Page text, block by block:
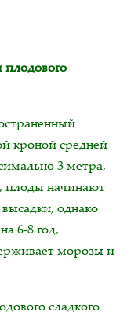
кроной средней
3 метра,
плоды начинают
однако
6-8 год,
морозы и
сладкого